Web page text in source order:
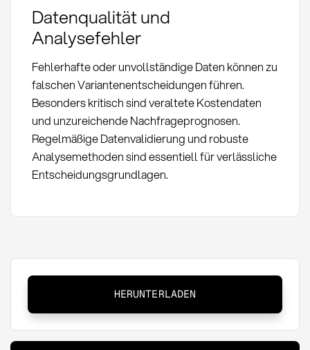
Datenqualität und
Analysefehler
Fehlerhafte oder unvollständige Daten können zu
falschen Variantenentscheidungen führen.
Besonders kritisch sind veraltete Kostendaten
und unzureichende Nachfrageprognosen.
Regelmäßige Datenvalidierung und robuste
Analysemethoden sind essentiell für verlässliche
Entscheidungsgrundlagen.
Variantenmanagement:
Definition,
Methoden
und
HERUNTERLADEN